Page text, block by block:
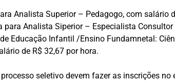
Analista Superior – Pedagogo, com
para Analista Siperior – Especialista
Educação Infantil /Ensino Fundamnetal:
de R$ 32,67 por hora.
seletivo devem fazer as inscrições no